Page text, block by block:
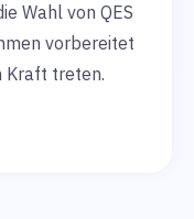
Wahl von QES
vorbereitet
Kraft treten.